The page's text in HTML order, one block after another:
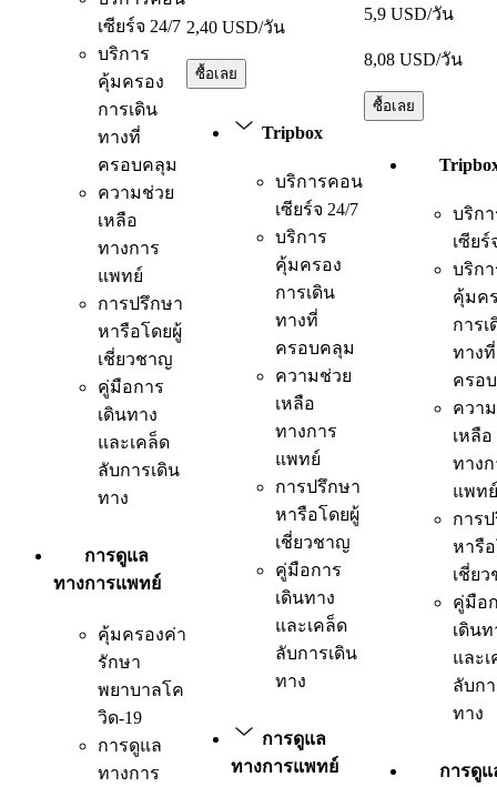
เซียร์จ 24/7
บริการ
คุ้มครอง
การเดิน
ทางที่
ครอบคลุม
ความช่วย
เหลือ
ทางการ
แพทย์
การปรึกษา
หารือโดยผู้
เชี่ยวชาญ
คู่มือการ
เดินทาง
และเคล็ด
ลับการเดิน
ทาง
การดูแล
ทางการแพทย์
คุ้มครองค่า
รักษา
พยาบาลโค
วิด-19
การดูแล
ทางการ
2,40 USD/วัน
ซื้อเลย
Tripbox
บริการคอน
เซียร์จ 24/7
บริการ
คุ้มครอง
การเดิน
ทางที่
ครอบคลุม
ความช่วย
เหลือ
ทางการ
แพทย์
การปรึกษา
หารือโดยผู้
เชี่ยวชาญ
คู่มือการ
เดินทาง
และเคล็ด
ลับการเดิน
ทาง
การดูแล
ทางการแพทย์
5,9 USD/วัน
8,08 USD/วัน
ซื้อเลย
บริก
เซียร์
บริก
คุ้มค
การเ
ทางที่
ครอ
ควา
เหลือ
ทาง
แพทย์
การ
หารื
เชี่ย
คู่มือ
เดินท
และ
ลับก
ทาง
การดูแ